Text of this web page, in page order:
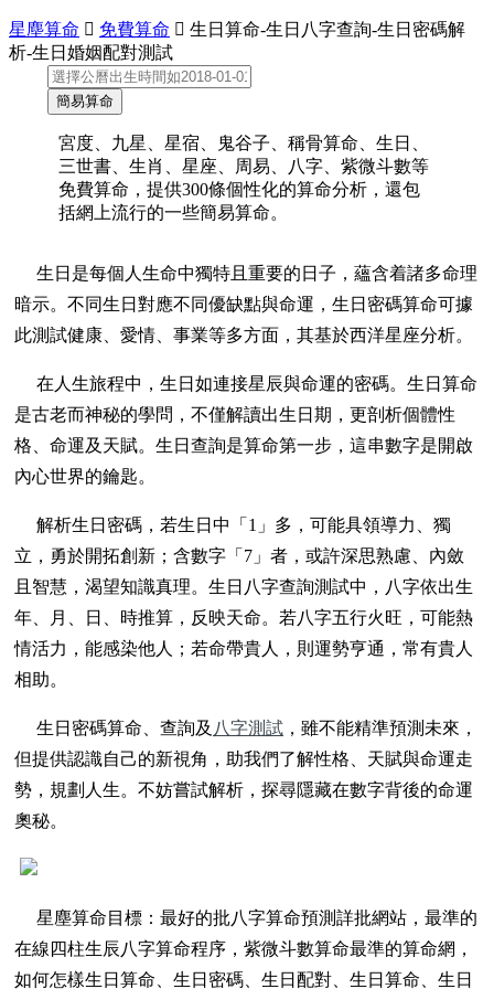
星塵算命  免費算命  生日算命-生日八字查詢-生日密碼解
析-生日婚姻配對測試
宮度、九星、星宿、鬼谷子、稱骨算命、生日、
三世書、生肖、星座、周易、八字、紫微斗數等
免費算命，提供300條個性化的算命分析，還包
括網上流行的一些簡易算命。
生日是每個人生命中獨特且重要的日子，蘊含着諸多命理
暗示。不同生日對應不同優缺點與命運，生日密碼算命可據
此測試健康、愛情、事業等多方面，其基於西洋星座分析。
在人生旅程中，生日如連接星辰與命運的密碼。生日算命
是古老而神秘的學問，不僅解讀出生日期，更剖析個體性
格、命運及天賦。生日查詢是算命第一步，這串數字是開啟
內心世界的鑰匙。
解析生日密碼，若生日中「1」多，可能具領導力、獨
立，勇於開拓創新；含數字「7」者，或許深思熟慮、內斂
且智慧，渴望知識真理。生日八字查詢測試中，八字依出生
年、月、日、時推算，反映天命。若八字五行火旺，可能熱
情活力，能感染他人；若命帶貴人，則運勢亨通，常有貴人
相助。
生日密碼算命、查詢及 八字測試 ，雖不能精準預測未來，
但提供認識自己的新視角，助我們了解性格、天賦與命運走
勢，規劃人生。不妨嘗試解析，探尋隱藏在數字背後的命運
奧秘。
星塵算命目標：最好的批八字算命預測詳批網站，最準的
在線四柱生辰八字算命程序，紫微斗數算命最準的算命網，
如何怎樣生日算命、生日密碼、生日配對、生日算命、生日